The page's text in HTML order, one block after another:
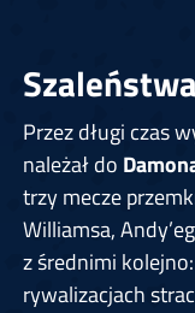
Przez długi czas
należał do
trzy mecze
Williamsa,
z średnimi kolejno:
rywalizacjach